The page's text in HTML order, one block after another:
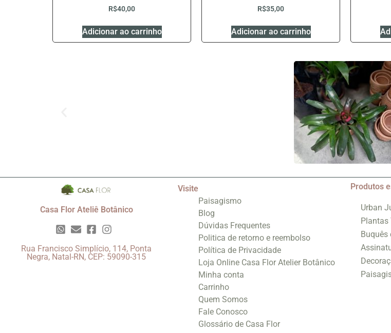
R$40,00
Adicionar ao carrinho
R$35,00
Adicionar ao carrinho
Casa Flor Ateliê Botânico
Rua Francisco Simplício, 114, Ponta
Negra, Natal-RN, CEP: 59090-315
Visite
Paisagismo
Blog
Dúvidas Frequentes
Politica de retorno e reembolso
Política de Privacidade
Loja Online Casa Flor Atelier Botânico
Minha conta
Carrinho
Quem Somos
Fale Conosco
Glossário de Casa Flor
Produtos
Urban